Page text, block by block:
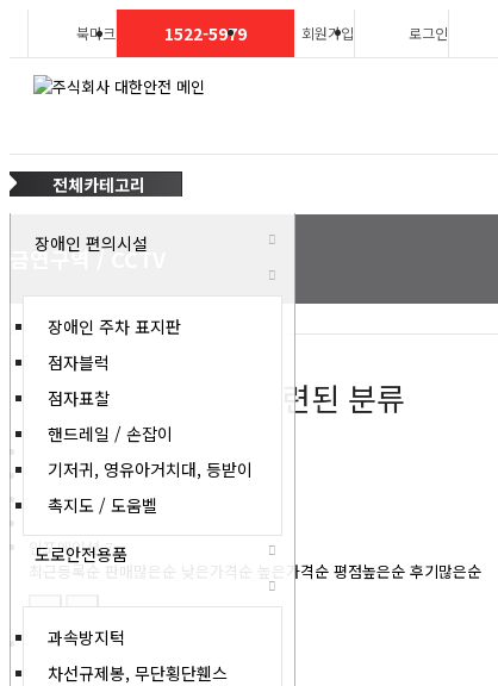
북마크 1522-5979 회원가입 로그인
전체카테고리
장애인 편의시설
장애인 주차 표지판
점자블럭
점자표찰
핸드레일 / 손잡이
기저귀, 영유아거치대, 등받이
촉지도 / 도움벨
도로안전용품
과속방지턱
차선규제봉, 무단횡단휀스
금연구역 / CCTV
현재 상품 분류와 관련된 분류
금연구역 / CCTV14
소방안전관리자15
인포메이션7
최근등록순 판매많은순 낮은가격순 높은가격순 평점높은순 후기많은순
86-1. 벽부형 금연표지판(2T)